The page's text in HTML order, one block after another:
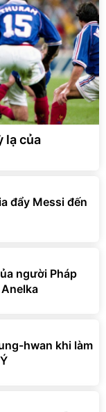
lạ của
đẩy Messi đến
người Pháp
hwan khi làm